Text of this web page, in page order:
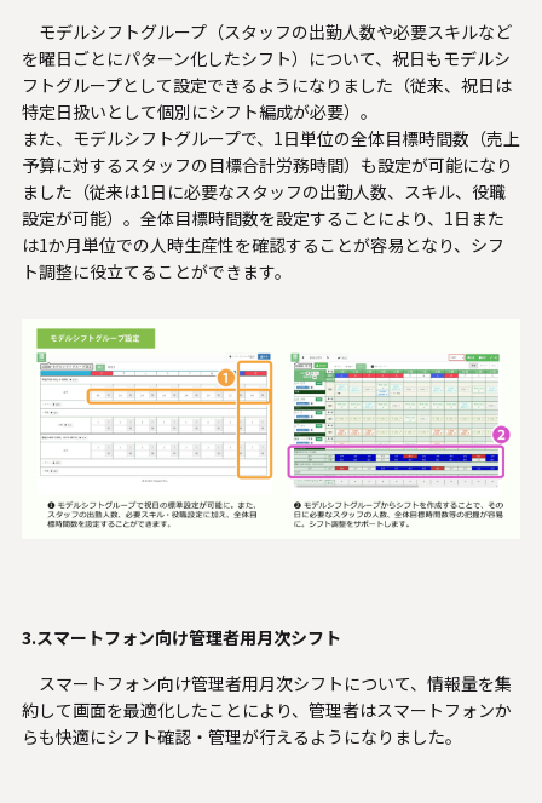
モデルシフトグループ（スタッフの出勤人数や必要スキルなど
を曜日ごとにパターン化したシフト）について、祝日もモデルシ
フトグループとして設定できるようになりました（従来、祝日は
特定日扱いとして個別にシフト編成が必要）。
また、モデルシフトグループで、1日単位の全体目標時間数（売上
予算に対するスタッフの目標合計労務時間）も設定が可能になり
ました（従来は1日に必要なスタッフの出勤人数、スキル、役職
設定が可能）。全体目標時間数を設定することにより、1日また
は1か月単位での人時生産性を確認することが容易となり、シフ
ト調整に役立てることができます。
3.スマートフォン向け管理者用月次シフト
スマートフォン向け管理者用月次シフトについて、情報量を集
約して画面を最適化したことにより、管理者はスマートフォンか
らも快適にシフト確認・管理が行えるようになりました。